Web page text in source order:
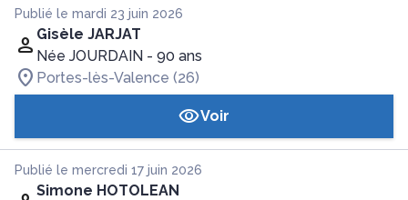
Publié le mardi 23 juin 2026
Gisèle JARJAT
Née JOURDAIN - 90 ans
Portes-lès-Valence (26)
Voir
Publié le mercredi 17 juin 2026
Simone HOTOLEAN